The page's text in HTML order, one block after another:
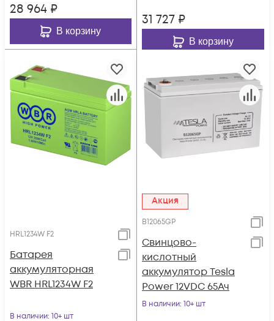
28 964 ₽
В корзину
31 727 ₽
В корзину
HRL1234W F2
Батарея
аккумуляторная
WBR HRL1234W F2
В наличии: 10+ шт
Акция
B12065GP
Свинцово-
кислотный
аккумулятор Tesla
Power 12VDC 65Ач
В наличии: 10+ шт